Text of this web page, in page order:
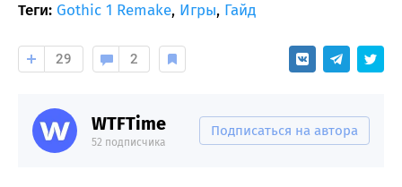
Теги: Gothic 1 Remake, Игры, Гайд
29 2
WTFTime
52 подписчика
Подписаться на автора